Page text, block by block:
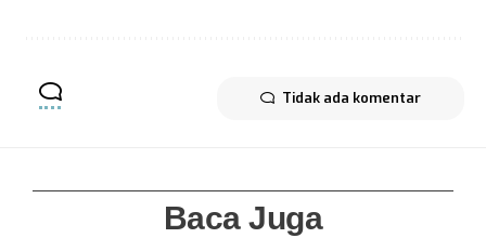
Tidak ada komentar
Baca Juga